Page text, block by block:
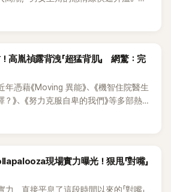
火辣吻戲，更接連出現床戲橋段，讓
高胤禎露背洩「超猛背肌」 網驚：完
憑藉《Moving 異能》、《機智住院醫生
？》、《努力克服自卑的我們》等多部熱門
女神代表，不僅演技備受肯定，精緻
膀線條，反差感十足，讓不少網友看
麼猛！」現場實力曝光！狠甩「對嘴」
，直接平息了這段時間以來的「對嘴」